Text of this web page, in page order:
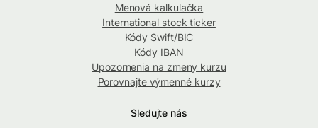
Menová kalkulačka
International stock ticker
Kódy Swift/BIC
Kódy IBAN
Upozornenia na zmeny kurzu
Porovnajte výmenné kurzy
Sledujte nás